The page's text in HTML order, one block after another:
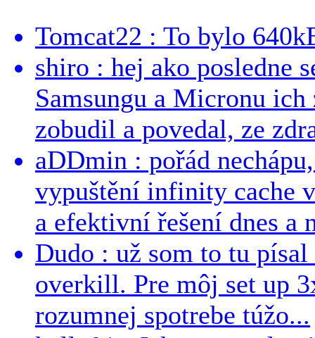
Tomcat22 : To bylo
shiro : hej ako posledne
Samsungu a Micronu
zobudil a povedal, ze
aDDmin : pořád
vypuštění infinity cache
a efektivní řešení dnes a
Dudo : už som to tu
overkill. Pre môj set up
rozumnej spotrebe túžo...